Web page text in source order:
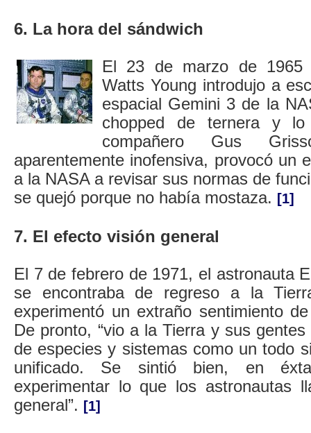
6. La hora del sándwich
El 23 de marzo de 1965
Watts Young introdujo a
espacial Gemini 3 de la
chopped de ternera y
compañero Gus
aparentemente inofensiva, provocó un
a la NASA a revisar sus normas de
se quejó porque no había mostaza. [1]
7. El efecto visión general
El 7 de febrero de 1971, el astronauta
se encontraba de regreso a la
experimentó un extraño sentimiento
De pronto, “vio a la Tierra y sus
de especies y sistemas como un todo
unificado. Se sintió bien, en
experimentar lo que los astronautas
general”. [1]